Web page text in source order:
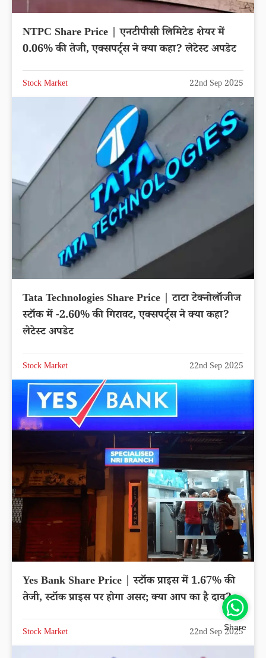
NTPC Share Price | एनटीपीसी लिमिटेड शेयर में
0.06% की तेजी, एक्सपर्ट्स ने क्या कहा? लेटेस्ट अपडेट
Stock Market 22nd Sep 2025
Tata Technologies Share Price | टाटा टेक्नोलॉजीज
स्टॉक में -2.60% की गिरावट, एक्सपर्ट्स ने क्या कहा?
लेटेस्ट अपडेट
Stock Market 22nd Sep 2025
Yes Bank Share Price | स्टॉक प्राइस में 1.67% की
तेजी, स्टॉक प्राइस पर होगा असर; क्या आप का है दाव?
Stock Market 22nd Sep 2025
Share